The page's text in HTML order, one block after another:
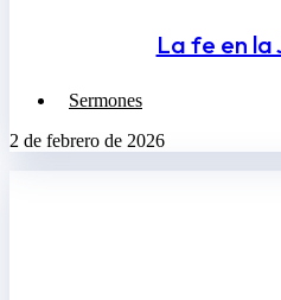
La fe en la
Sermones
2 de febrero de 2026